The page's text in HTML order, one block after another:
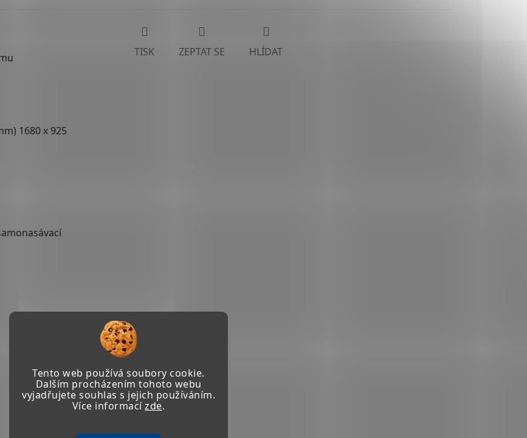
Tento web používá soubory cookie.
Dalším procházením tohoto webu
vyjadřujete souhlas s jejich používáním.
Více informacízde.
TISK ZEPTAT SE HLÍDAT
1680 x 925